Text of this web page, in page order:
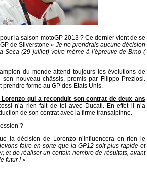
la saison motoGP 2013 ? Ce dernier vient de se
de Silverstone« Je ne prendrais aucune décision
Seca (29 juillet) voire même à l’épreuve de Brno (
du monde attend toujours les évolutions de
nouveau châssis, promis par Filippo Preziosi.
forme au GP des Etats Unis.
Lorenzo qui a reconduit son contrat de deux ans
n’a rien fait de tel avec Ducati. En effet il n’a
de son contrat avec la firme transalpinne.
?
la décision de Lorenzo n’influencera en rien le
faire en sorte que la GP12 soit plus rapide et
et de réaliser un certain nombre de résultats, avant
futur ! »